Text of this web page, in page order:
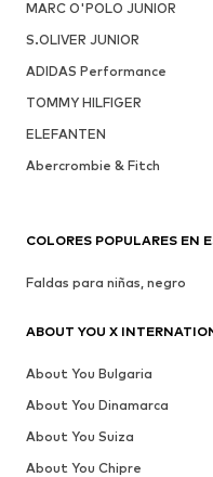
MARC O'POLO JUNIOR
S.OLIVER JUNIOR
ADIDAS Performance
TOMMY HILFIGER
ELEFANTEN
Abercrombie & Fitch
COLORES POPULARES EN
Faldas para niñas, negro
ABOUT YOU X
About You Bulgaria
About You Dinamarca
About You Suiza
About You Chipre